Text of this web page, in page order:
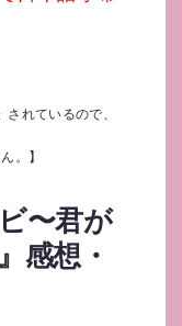
れているので、
。】
〜君が
感想・